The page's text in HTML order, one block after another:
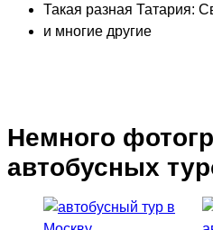
Такая разная Татария:
и многие другие
Немного
автобусных